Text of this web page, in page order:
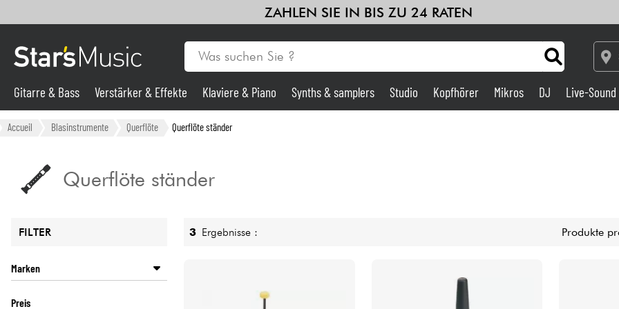
ZAHLEN SIE IN BIS ZU 24 RATEN
Gitarre & Bass
Violinen & Quartett
Gitarre & Bass Verstärker & Effekte Klaviere & Piano Synths & samplers Studio Kopfhörer Mikros DJ Live-Sound
Accueil Blasinstrumente Querflöte Querflöte ständer
Querflöte ständer
FILTER
Marken
Preis
3 Ergebnisse : Produkte